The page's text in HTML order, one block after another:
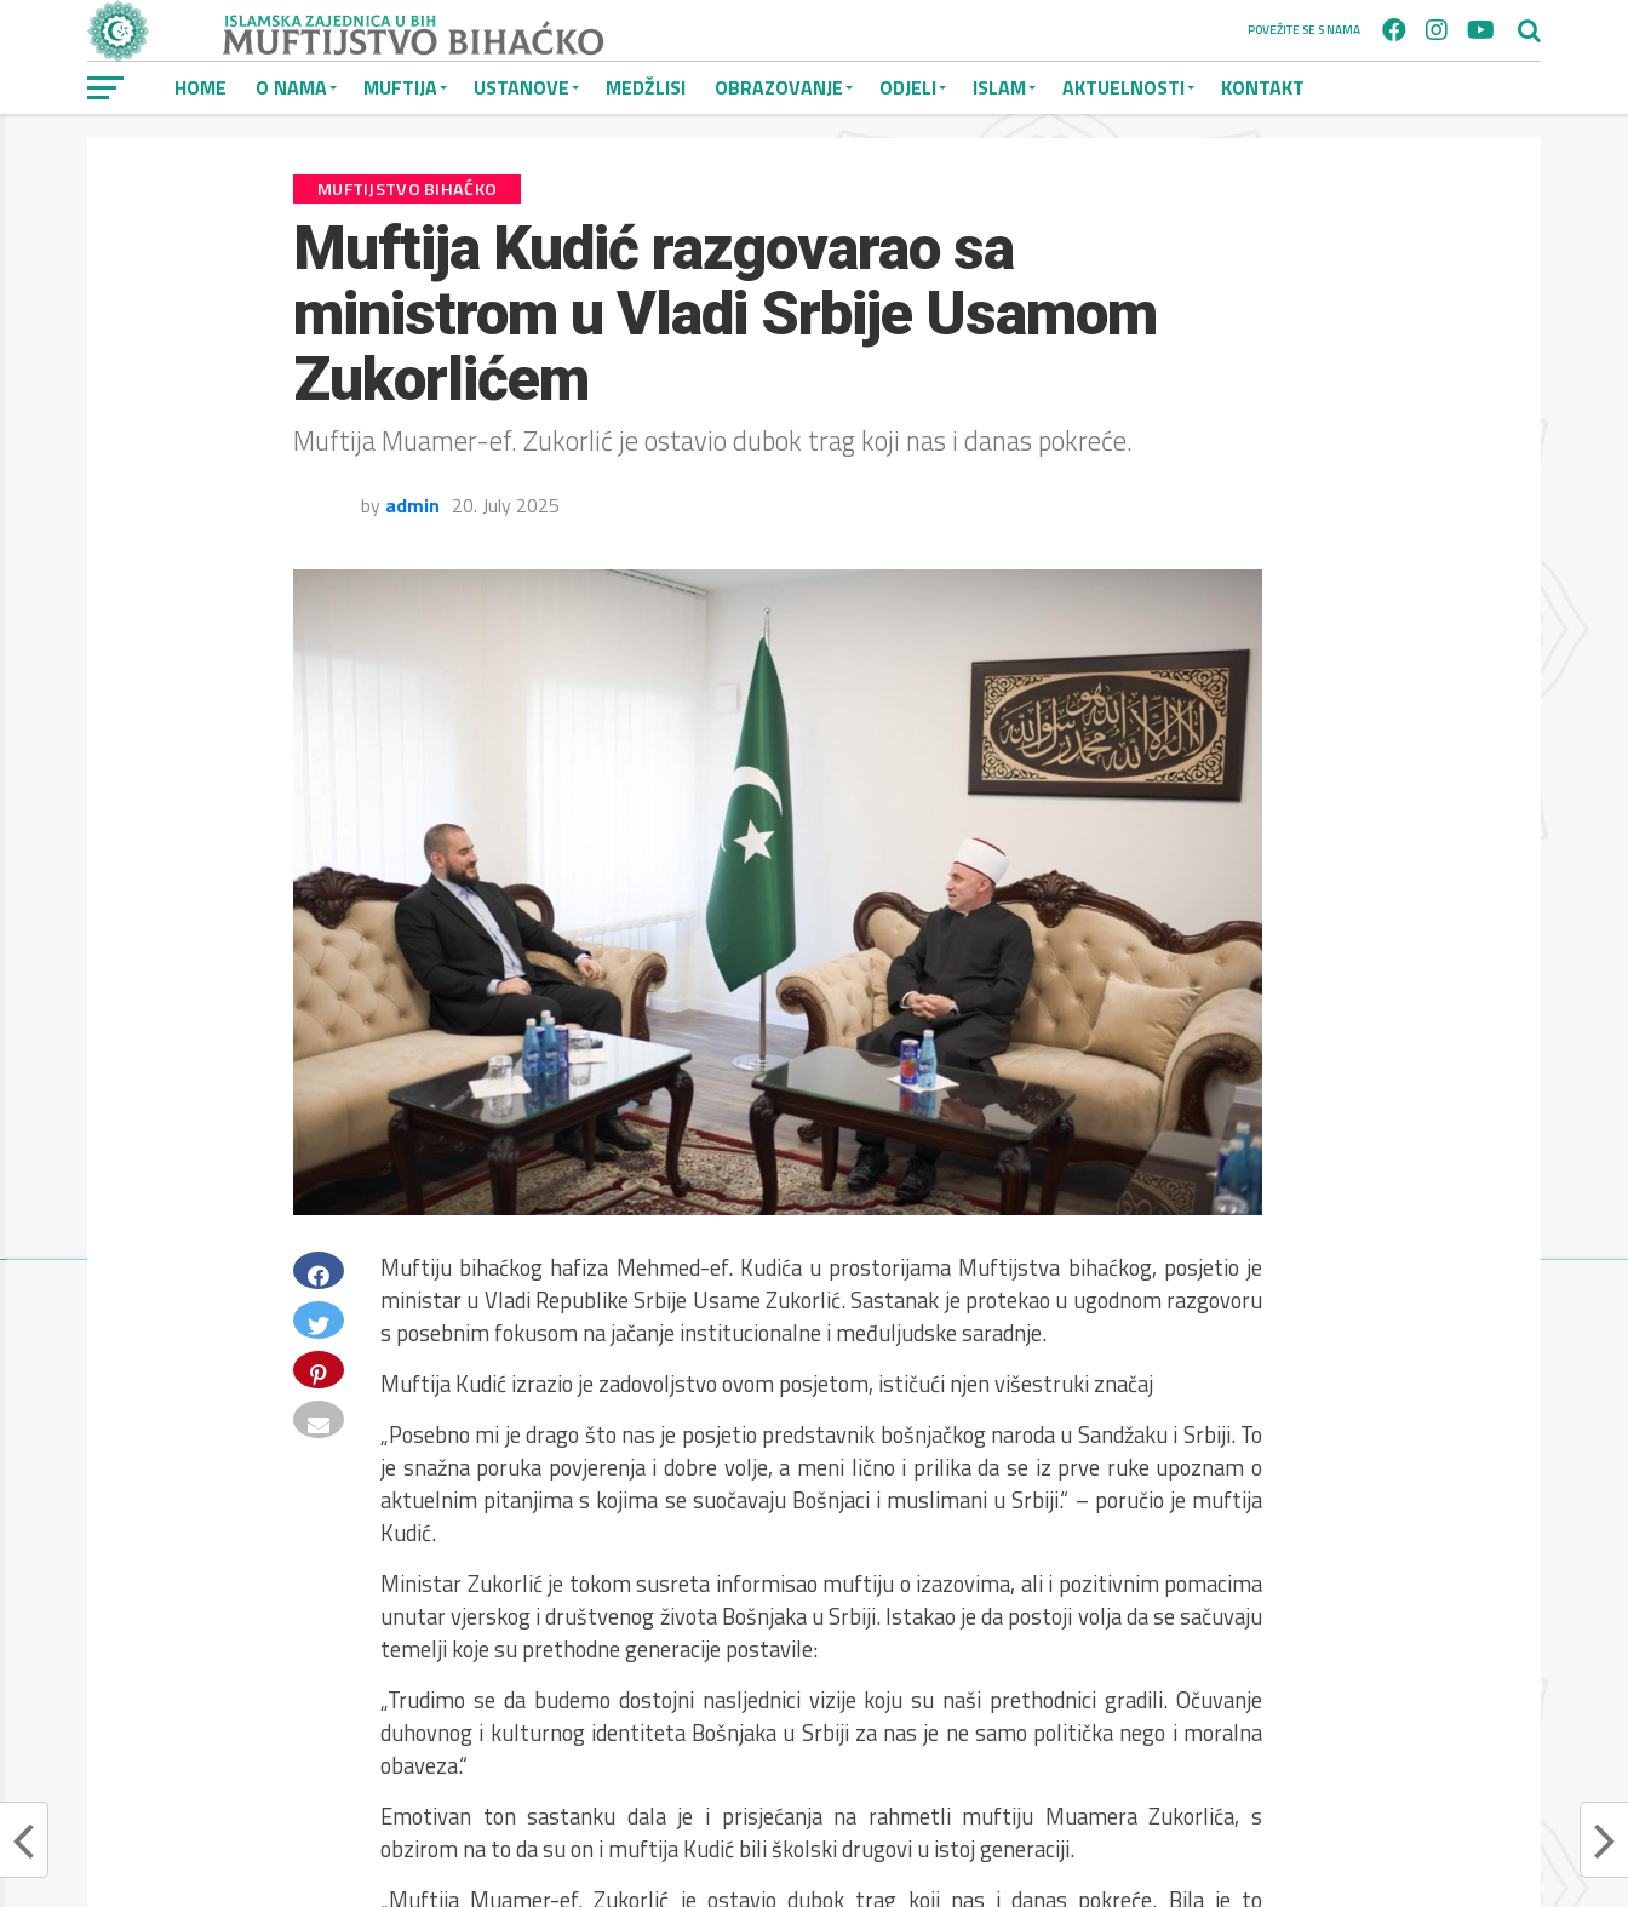
POVEŽITE SE S NAMA
HOME O NAMA MUFTIJA USTANOVE MEDŽLISI OBRAZOVANJE ODJELI ISLAM AKTUELNOSTI KONTAKT
MUFTIJSTVO BIHAĆKO
Muftija Kudić razgovarao sa
ministrom u Vladi Srbije Usamom
Zukorlićem
Muftija Muamer-ef. Zukorlić je ostavio dubok trag koji nas i danas pokreće.
by admin 20. July 2025
Muftiju bihaćkog hafiza Mehmed-ef. Kudića u prostorijama Muftijstva bihaćkog, posjetio je
ministar u Vladi Republike Srbije Usame Zukorlić. Sastanak je protekao u ugodnom razgovoru
s posebnim fokusom na jačanje institucionalne i međuljudske saradnje.
Muftija Kudić izrazio je zadovoljstvo ovom posjetom, ističući njen višestruki značaj
„Posebno mi je drago što nas je posjetio predstavnik bošnjačkog naroda u Sandžaku i Srbiji. To
je snažna poruka povjerenja i dobre volje, a meni lično i prilika da se iz prve ruke upoznam o
aktuelnim pitanjima s kojima se suočavaju Bošnjaci i muslimani u Srbiji.“ – poručio je muftija
Kudić.
Ministar Zukorlić je tokom susreta informisao muftiju o izazovima, ali i pozitivnim pomacima
unutar vjerskog i društvenog života Bošnjaka u Srbiji. Istakao je da postoji volja da se sačuvaju
temelji koje su prethodne generacije postavile:
„Trudimo se da budemo dostojni nasljednici vizije koju su naši prethodnici gradili. Očuvanje
duhovnog i kulturnog identiteta Bošnjaka u Srbiji za nas je ne samo politička nego i moralna
obaveza.“
Emotivan ton sastanku dala je i prisjećanja na rahmetli muftiju Muamera Zukorlića, s
obzirom na to da su on i muftija Kudić bili školski drugovi u istoj generaciji.
„Muftija Muamer-ef. Zukorlić je ostavio dubok trag koji nas i danas pokreće. Bila je to